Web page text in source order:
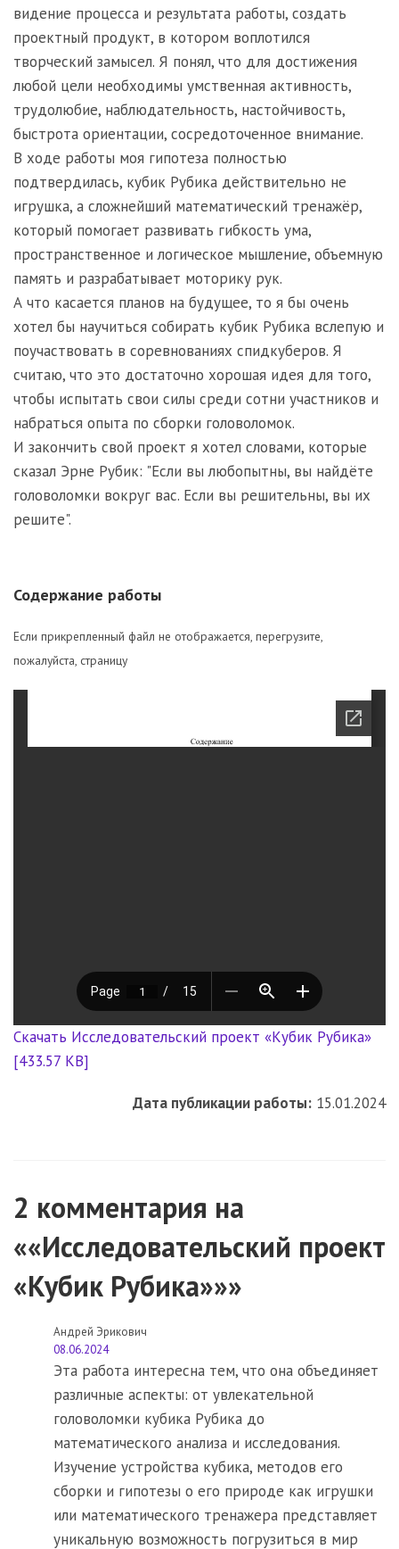
видение процесса и результата работы, создать
проектный продукт, в котором воплотился
творческий замысел. Я понял, что для достижения
любой цели необходимы умственная активность,
трудолюбие, наблюдательность, настойчивость,
быстрота ориентации, сосредоточенное внимание.
В ходе работы моя гипотеза полностью
подтвердилась, кубик Рубика действительно не
игрушка, а сложнейший математический тренажёр,
который помогает развивать гибкость ума,
пространственное и логическое мышление, объемную
память и разрабатывает моторику рук.
А что касается планов на будущее, то я бы очень
хотел бы научиться собирать кубик Рубика вслепую и
поучаствовать в соревнованиях спидкуберов. Я
считаю, что это достаточно хорошая идея для того,
чтобы испытать свои силы среди сотни участников и
набраться опыта по сборки головоломок.
И закончить свой проект я хотел словами, которые
сказал Эрне Рубик: "Если вы любопытны, вы найдёте
головоломки вокруг вас. Если вы решительны, вы их
решите".
Содержание работы
Если прикрепленный файл не отображается, перегрузите,
пожалуйста, страницу
Скачать Исследовательский проект «Кубик Рубика»
[433.57 KB]
Дата публикации работы: 15.01.2024
2 комментария на
««Исследовательский проект
«Кубик Рубика»»»
Андрей Эрикович
08.06.2024
Эта работа интересна тем, что она объединяет
различные аспекты: от увлекательной
головоломки кубика Рубика до
математического анализа и исследования.
Изучение устройства кубика, методов его
сборки и гипотезы о его природе как игрушки
или математического тренажера представляет
уникальную возможность погрузиться в мир